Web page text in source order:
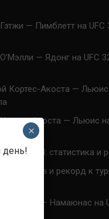
— Пимблетт на UFC
— Ядонг на UFC
Кортес-Акоста — Льюис
Акоста — Льюис
UFC 324: статистика и
и рекорд к
Сильва — Намаюнас на
день!
×